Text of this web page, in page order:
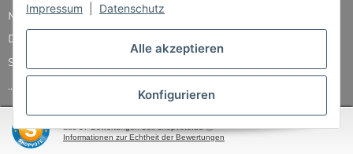
Alle akzeptieren
Konfigurieren
Impressum Datenschutz
Montag & Mittwoch nur Versand
Dienstag, Donnerstag und Freitag: 11:00 - 18:30 Uhr
Samstag: 11:00 - 14:00 Uhr
...und natürlich während unserer Events
SEHR GUT (4.87 / 5)
aus37Bewertungen bei: shopvote.de ⓘ
Informationen zur Echtheit der Bewertungen